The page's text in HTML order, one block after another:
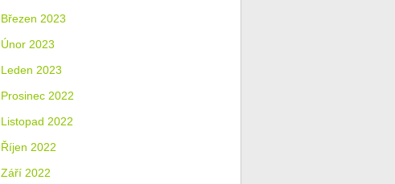
Březen 2023
Únor 2023
Leden 2023
Prosinec 2022
Listopad 2022
Říjen 2022
Září 2022